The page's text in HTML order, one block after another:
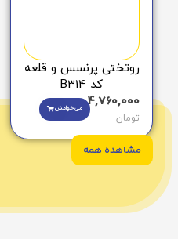
روتختی پرنسس و قلعه
کد B314
4,760,000
تومان
می‌خوامش
مشاهده همه